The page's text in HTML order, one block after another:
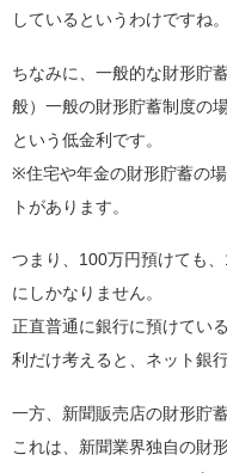
しているというわけですね。
ちなみに、一般的な財形貯
般）一般の財形貯蓄制度の
という低金利です。
※住宅や年金の財形貯蓄の
トがあります。
つまり、100万円預けても
にしかなりません。
正直普通に銀行に預けてい
利だけ考えると、ネット銀
一方、新聞販売店の財形貯
これは、新聞業界独自の財